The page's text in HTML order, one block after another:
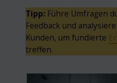
Tipp: Führe Umfragen
Feedback und
Kunden, um fundierte
treffen.